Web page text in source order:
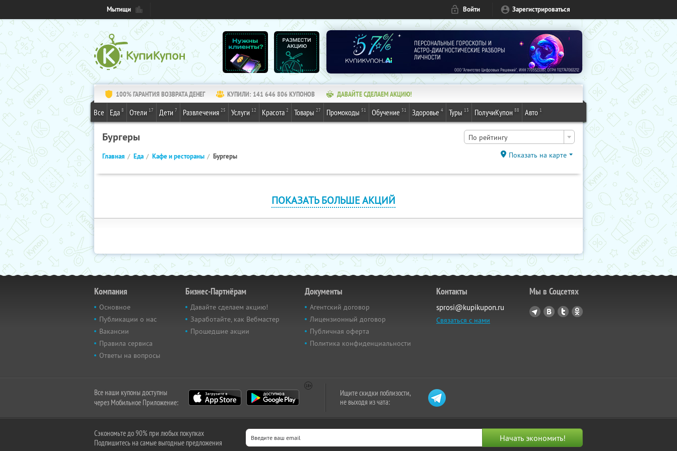
Мытищи Войти Зарегистрироваться
100% ГАРАНТИЯ ВОЗВРАТА ДЕНЕГ КУПИЛИ: 141 646 806 КУПОНОВ ДАВАЙТЕ СДЕЛАЕМ АКЦИЮ!
Все Еда 8 Отели 17 Дети 7 Развлечения 25 Услуги 12 Красота 2 Товары 27 Промокоды 51 Обучение 31 Здоровье 4 Туры 13 ПолучиКупон 88 Авто 1
Бургеры По рейтингу
Главная Еда Кафе и рестораны Бургеры Показать на карте
ПОКАЗАТЬ БОЛЬШЕ АКЦИЙ
Компания
Основное
Публикации о нас
Вакансии
Правила сервиса
Ответы на вопросы
Бизнес-Партнёрам
Давайте сделаем акцию!
Заработайте, как Вебмастер
Прошедшие акции
Документы
Агентский договор
Лицензионный договор
Публичная оферта
Политика конфиденциальности
Контакты
sprosi@kupikupon.ru
Связаться с нами
Мы в Соцсетях
Все наши купоны доступны
через Мобильное Приложение:
Ищите скидки поблизости,
не выходя из чата:
Сэкономьте до 90% при любых покупках
Подпишитесь на самые выгодные предложения